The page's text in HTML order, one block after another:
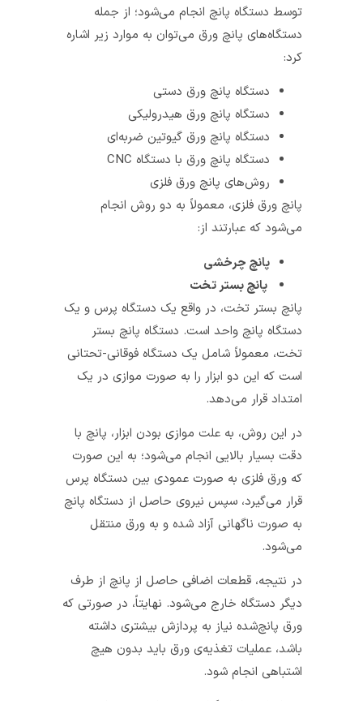
توسط دستگاه پانچ انجام می‌شود؛ از جمله
دستگاه‌های‌ پانچ ورق می‌توان به موارد زیر اشاره
دستگاه پانچ ورق دستی
دستگاه پانچ ورق هیدرولیکی
دستگاه پانچ ورق گیوتین ضربه‌ای
دستگاه پانچ ورق با دستگاه CNC
روش‌های پانچ ورق فلزی
پانچ ورق فلزی، معمولاً به دو روش انجام
می‌شود که عبارتند از:
پانچ چرخشی
پانچ بستر تخت
پانچ بستر تخت، در واقع یک دستگاه پرس و یک
دستگاه پانچ واحد است. دستگاه پانچ بستر
تخت، معمولاً شامل یک دستگاه فوقانی-تحتانی
است که این دو ابزار را به صورت موازی در یک
امتداد قرار می‌دهد.
در این روش، به علت موازی بودن ابزار، پانچ با
دقت بسیار بالایی انجام می‌شود؛ به این صورت
که ورق فلزی به صورت عمودی بین دستگاه پرس
قرار می‌گیرد، سپس نیروی حاصل از دستگاه پانچ
به صورت ناگهانی آزاد شده و به ورق منتقل
در نتیجه، قطعات اضافی حاصل از پانچ از طرف
دیگر دستگاه خارج می‌شود. نهایتاً، در صورتی که
ورق پانچ‌شدهنیاز به پردازش بیشتری داشته
باشد، عملیات تغذیه‌ی ورق باید بدون هیچ
اشتباهی انجام شود.